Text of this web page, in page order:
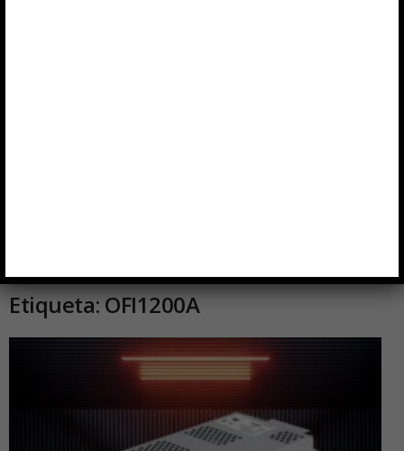
Inicio Etiquetas OFI1200A
Etiqueta: OFI1200A